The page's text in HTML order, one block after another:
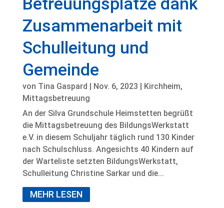
Zusammenarbeit mit
Schulleitung und
Gemeinde
von Tina Gaspard | Nov. 6, 2023 | Kirchheim,
Mittagsbetreuung
An der Silva Grundschule Heimstetten begrüßt
die Mittagsbetreuung des BildungsWerkstatt
e.V. in diesem Schuljahr täglich rund 130 Kinder
nach Schulschluss. Angesichts 40 Kindern auf
der Warteliste setzten BildungsWerkstatt,
Schulleitung Christine Sarkar und die...
MEHR LESEN